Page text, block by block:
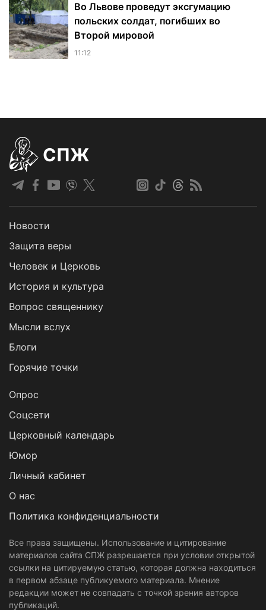
Во Львове проведут эксгумацию
польских солдат, погибших во
Второй мировой
11:12
СПЖ
Новости
Защита веры
Человек и Церковь
История и культура
Вопрос священнику
Мысли вслух
Блоги
Горячие точки
Опрос
Cоцсети
Церковный календарь
Юмор
Личный кабинет
О нас
Политика конфиденциальности
Все права защищены. Использование и цитирование
материалов сайта СПЖ разрешается при условии открытой
ссылки на цитируемую статью, которая должна находиться
в первом абзаце публикуемого материала. Мнение
редакции может не совпадать с точкой зрения авторов
публикаций.